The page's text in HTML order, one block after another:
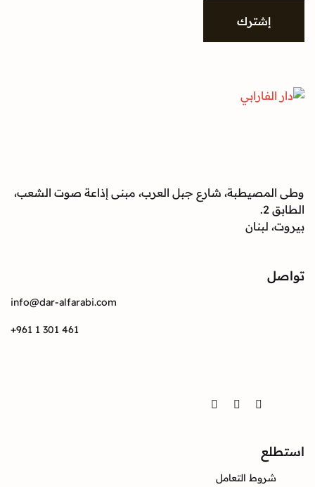
إشترك
وطى المصيطبة، شارع جبل العرب، مبنى إذاعة صوت الشعب،
الطابق 2.
بيروت، لبنان
تواصل
info@dar-alfarabi.com
+961 1 301 461
Facebook
Instagram
Twitter
استطلع
شروط التعامل